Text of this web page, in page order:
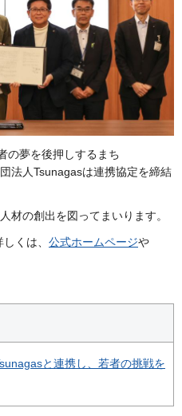
の夢を後押しするまち
法人Tsunagasは連携協定を締結
材の創出を図ってまいります。
くは、 公式ホームページや
と連携し、若者の挑戦を